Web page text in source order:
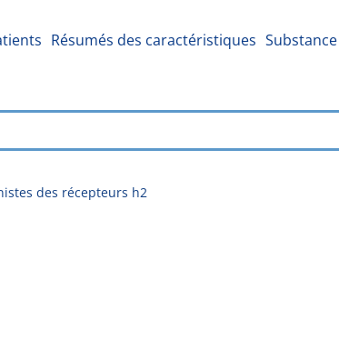
Résumés des caractéristiques
des récepteurs h2